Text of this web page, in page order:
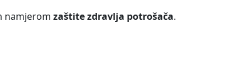
namjerom zaštite zdravlja potrošača.